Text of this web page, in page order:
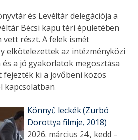
és Levéltár delegációja a
Bécsi kapu téri épületében
részt. A felek ismét
elkötelezettek az intézményközi
a jó gyakorlatok megosztása
fejezték ki a jövőbeni közös
kapcsolatban.
Könnyű leckék (Zurbó
Dorottya filmje, 2018)
2026. március 24., kedd –